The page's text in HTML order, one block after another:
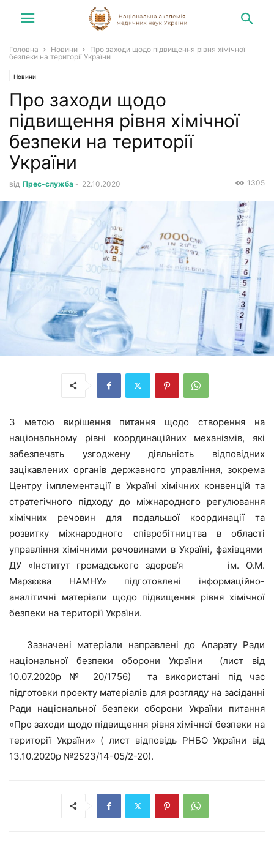
Головна Новини
Про заходи щодо підвищення рівня хімічної
безпеки на території України
Новини
Про заходи щодо
підвищення рівня хімічної
безпеки на території
України
від Прес-служба - 22.10.2020 1305
З метою вирішення питання щодо створення на
національному рівні координаційних механізмів, які
забезпечать узгоджену діяльність відповідних
зацікавлених органів державного управління, зокрема
Центру імплементації в Україні хімічних конвенцій та
стратегічного підходу до міжнародного регулювання
хімічних речовин для подальшої координації та
розвитку міжнародного співробітництва в області
управління хімічними речовинами в Україні, фахівцями
ДУ «Інститут громадського здоров’я ім. О.М.
Марзєєва НАМНУ» підготовлені інформаційно-
аналітичні матеріали щодо підвищення рівня хімічної
безпеки на території України.
Зазначені матеріали направлені до Апарату Ради
національної безпеки оборони України (лист від
10.07.2020р № 20/1756) та використані під час
підготовки проекту матеріалів для розгляду на засіданні
Ради національної безпеки оборони України питання
«Про заходи щодо підвищення рівня хімічної безпеки на
території України» ( лист відповідь РНБО України від
13.10.2020р №2523/14-05/2-20).